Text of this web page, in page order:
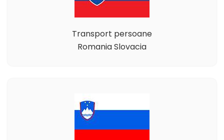
Transport persoane
Romania Slovacia